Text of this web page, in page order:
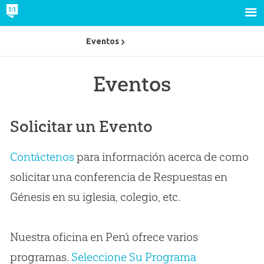
Eventos
Solicitar un Evento
Contáctenospara información acerca de como
solicitar una conferencia de Respuestas en
Génesis en su iglesia, colegio, etc.
Nuestra oficina en Perú ofrece varios
programas. Seleccione Su Programa
Eventos